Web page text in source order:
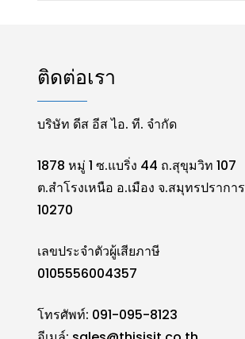
ติดต่อเรา
บริษัท ดีส อีส ไอ. ที. จำกัด
1878 หมู่ 1 ซ.แบริ่ง 44 ถ.สุขุมวิท 107
ต.สำโรงเหนือ อ.เมือง จ.สมุทรปราการ
10270
เลขประจำตัวผู้เสียภาษี
0105556004357
โทรศัพท์: 091-095-8123